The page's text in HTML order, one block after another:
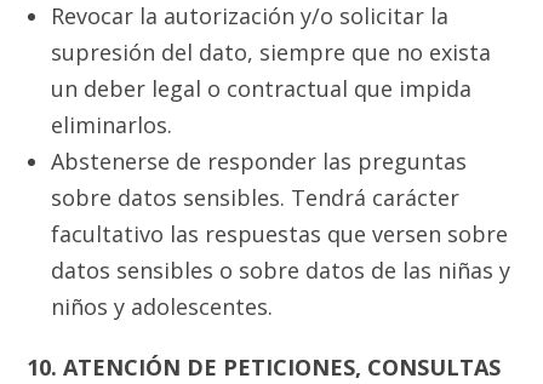
Revocar la autorización y/o solicitar la
supresión del dato, siempre que no exista
un deber legal o contractual que impida
eliminarlos.
Abstenerse de responder las preguntas
sobre datos sensibles. Tendrá carácter
facultativo las respuestas que versen sobre
datos sensibles o sobre datos de las niñas y
niños y adolescentes.
10. ATENCIÓN DE PETICIONES, CONSULTAS